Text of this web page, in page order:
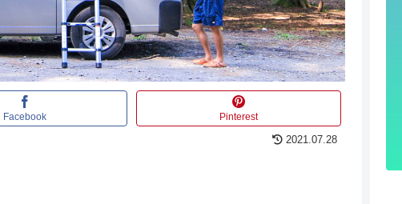
Facebook Pinterest
2021.07.28